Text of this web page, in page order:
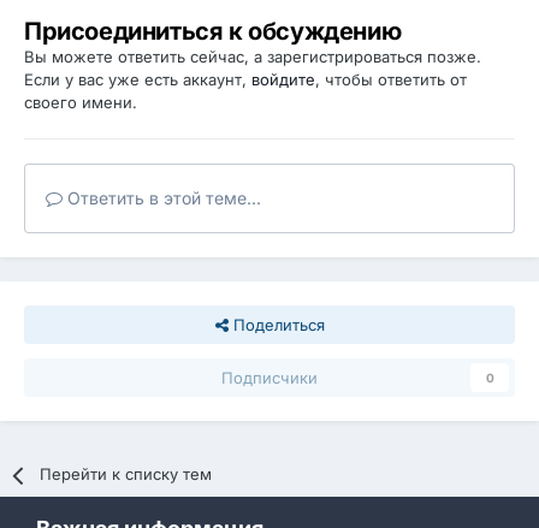
Присоединиться к обсуждению
Вы можете ответить сейчас, а зарегистрироваться позже.
Если у вас уже есть аккаунт, войдите, чтобы ответить от
своего имени.
Ответить в этой теме...
Поделиться
Подписчики 0
Перейти к списку тем